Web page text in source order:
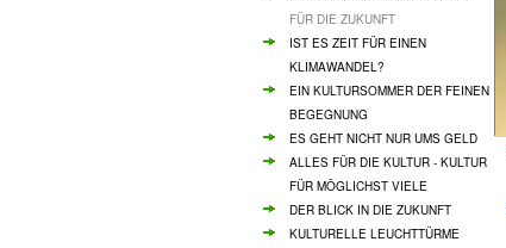
FÜR DIE ZUKUNFT
IST ES ZEIT FÜR EINEN
KLIMAWANDEL?
EIN KULTURSOMMER DER FEINEN
BEGEGNUNG
ES GEHT NICHT NUR UMS GELD
ALLES FÜR DIE KULTUR - KULTUR
FÜR MÖGLICHST VIELE
DER BLICK IN DIE ZUKUNFT
KULTURELLE LEUCHTTÜRME